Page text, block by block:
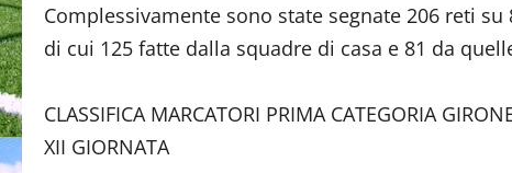
Complessivamente sono state segnate 206 reti su
di cui 125 fatte dalla squadre di casa e 81 da
CLASSIFICA MARCATORI PRIMA CATEGORIA
XII GIORNATA